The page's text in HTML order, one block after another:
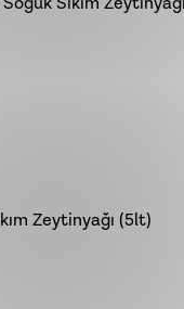
Zeytinyağı (5lt)